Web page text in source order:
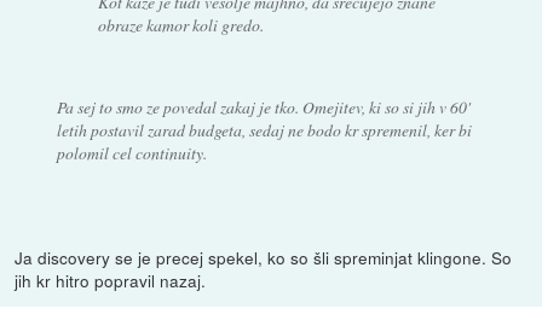
obraze kamor koli gredo.
Pa sej to smo ze povedal zakaj je tko. Omejitev, ki so si jih v 60'
letih postavil zarad budgeta, sedaj ne bodo kr spremenil, ker bi
polomil cel continuity.
Ja discovery se je precej spekel, ko so šli spreminjat klingone. So
jih kr hitro popravil nazaj.